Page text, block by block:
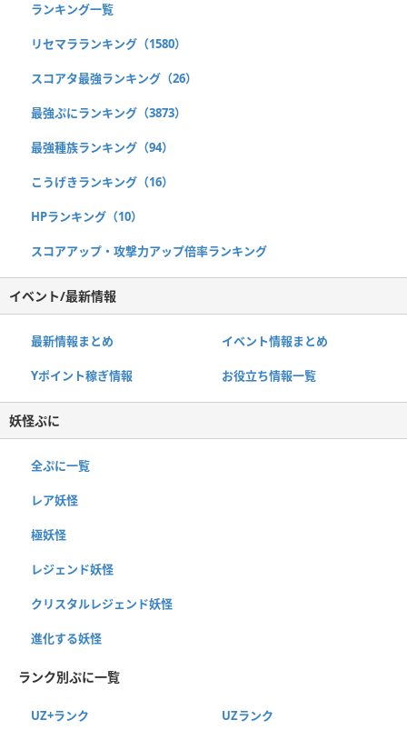
ランキング一覧
リセマラランキング（1580）
スコアタ最強ランキング（26）
最強ぷにランキング（3873）
最強種族ランキング（94）
こうげきランキング（16）
HPランキング（10）
スコアアップ・攻撃力アップ倍率ランキング
イベント/最新情報
最新情報まとめ イベント情報まとめ
Yポイント稼ぎ情報 お役立ち情報一覧
妖怪ぷに
全ぷに一覧
レア妖怪
極妖怪
レジェンド妖怪
クリスタルレジェンド妖怪
進化する妖怪
ランク別ぷに一覧
UZ+ランク UZランク